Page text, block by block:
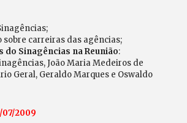
sobre carreiras das agências;
do Sinagências na Reunião:
João Maria Medeiros de
Geral, Geraldo Marques e Oswaldo
07/2009